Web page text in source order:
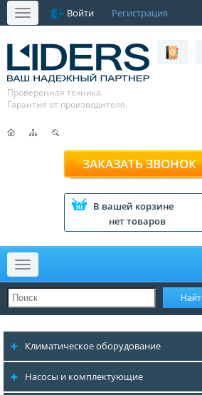
Меню Войти Регистрация
Проверенная техника.
Гарантия от производителя.
ЗАКАЗАТЬ ЗВОНОК
В вашей корзине
нет товаров
Меню
Климатическое оборудование
Насосы и комплектующие